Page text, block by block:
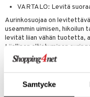
Samtycke
VARTALO: Levitä
Aurinkosuojaa on
useammin uimisen, hikoilun
levität liian vähän tuotetta,
Liiallinen altistuminen
anna 100 % suojaa. Vältä
COCO-CAPRYLATE/